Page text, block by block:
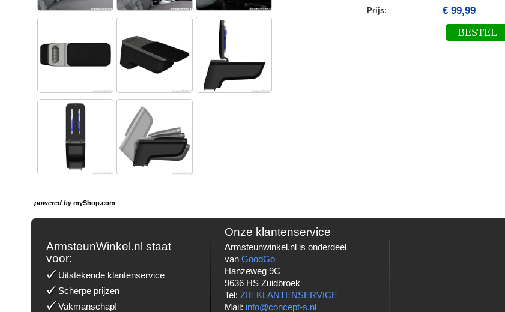
Prijs: € 99,99
BESTEL
powered bymyShop.com
ArmsteunWinkel.nl staat
voor:
Uitstekende klantenservice
Scherpe prijzen
Vakmanschap!
Onze klantenservice
Armsteunwinkel.nl is onderdeel
vanGoodGo
Hanzeweg 9C
9636 HS Zuidbroek
Tel:ZIE KLANTENSERVICE
Mail: info@concept-s.nl